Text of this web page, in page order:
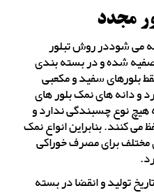
مجدد
می شوددر روش تبلور
شده و در بسته بندی
بلورهای سفید و مکعبی
دانه های نمک بلور های
نوع چسبندگی ندارد و
کنند. بنابراین انواع نمک
مختلف برای مصرف خوراکی
تولید و انقضا در بسته